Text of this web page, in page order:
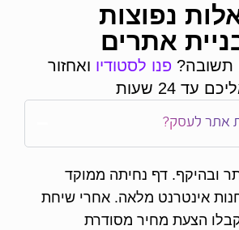
נפוצות
אתרים
תשובה?פנו לסטודיו ואחזור
עד 24 שעות
אתר לעסק?
ובהיקף. דף נחיתה ממוקד
אינטרנט מלאה. אחרי שיחת
הצעת מחיר מסודרת